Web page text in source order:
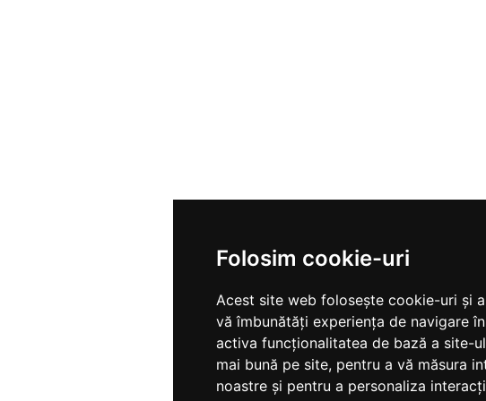
Folosim cookie-uri
Acest site web folosește cookie-uri și
vă îmbunătăți experiența de navigare
activa funcționalitatea de bază a site-
mai bună pe site, pentru a vă măsura
noastre și pentru a personaliza